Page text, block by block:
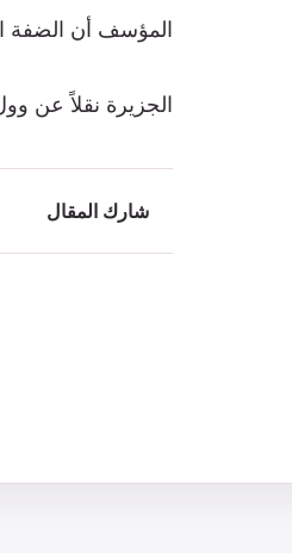
المؤسف أن الضفة
الجزيرة نقلاً عن
شارك المقال